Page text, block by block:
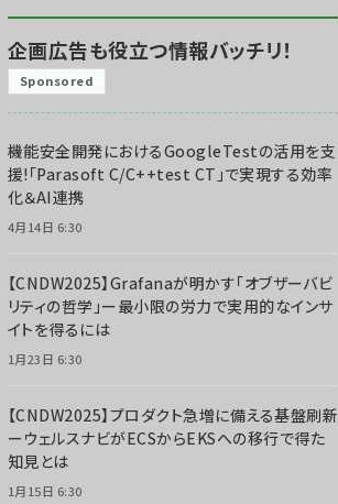
企画広告も役立つ情報バッチリ！
Sponsored
機能安全開発におけるGoogleTestの活用を支
援!「Parasoft C/C++test CT」で実現する効率
化＆AI連携
4月14日 6:30
【CNDW2025】Grafanaが明かす「オブザーバビ
リティの哲学」ー最小限の労力で実用的なインサ
イトを得るには
1月23日 6:30
【CNDW2025】プロダクト急増に備える基盤刷新
ーウェルスナビがECSからEKSへの移行で得た
知見とは
1月15日 6:30